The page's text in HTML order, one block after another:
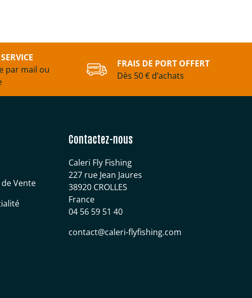
par mail ou
FRAIS DE PORT OFFERT
Dès 50 € d’achats
Vente
Contactez-nous
Caleri Fly Fishing
227 rue Jean Jaures
38920 CROLLES
France
04 56 59 51 40
contact@caleri-flyfishing.com